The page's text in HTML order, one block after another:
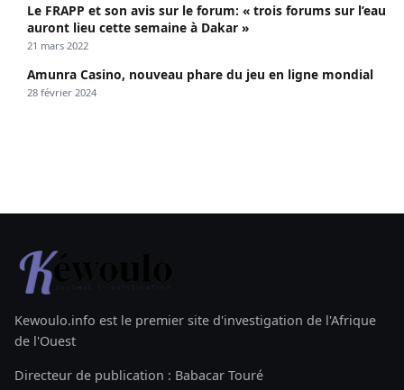
Le FRAPP et son avis sur le forum: « trois forums sur l’eau
auront lieu cette semaine à Dakar »
21 mars 2022
Amunra Casino, nouveau phare du jeu en ligne mondial
28 février 2024
Kewoulo.info est le premier site d'investigation de l'Afrique
de l'Ouest
Directeur de publication : Babacar Touré